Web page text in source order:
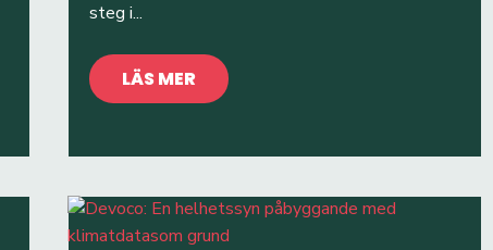
steg i...
LÄS MER